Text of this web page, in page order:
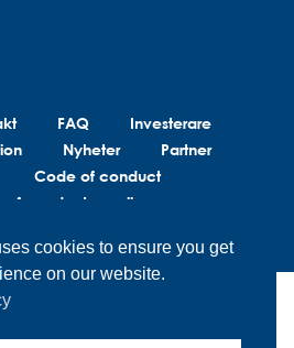
FAQ
Investerare
Nyheter
Partner
Code of conduct
of conduct suppliers
är inte avsedda att diagnostisera,
cookies to ensure you get
on our website.